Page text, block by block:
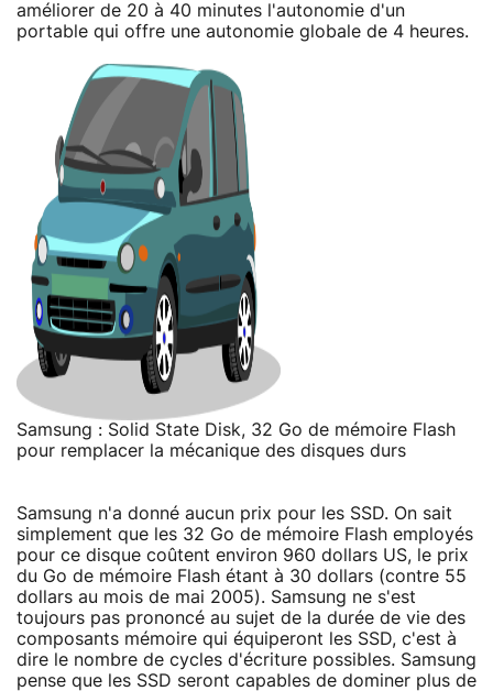
améliorer de 20 à 40 minutes l'autonomie d'un
portable qui offre une autonomie globale de 4 heures.
Samsung : Solid State Disk, 32 Go de mémoire Flash
pour remplacer la mécanique des disques durs
Samsung n'a donné aucun prix pour les SSD. On sait
simplement que les 32 Go de mémoire Flash employés
pour ce disque coûtent environ 960 dollars US, le prix
du Go de mémoire Flash étant à 30 dollars (contre 55
dollars au mois de mai 2005). Samsung ne s'est
toujours pas prononcé au sujet de la durée de vie des
composants mémoire qui équiperont les SSD, c'est à
dire le nombre de cycles d'écriture possibles. Samsung
pense que les SSD seront capables de dominer plus de